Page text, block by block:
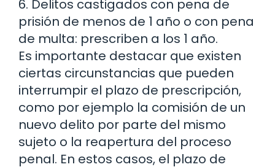
6. Delitos castigados con pena de
prisión de menos de 1 año o con pena
de multa: prescriben a los 1 año.
Es importante destacar que existen
ciertas circunstancias que pueden
interrumpir el plazo de prescripción,
como por ejemplo la comisión de un
nuevo delito por parte del mismo
sujeto o la reapertura del proceso
penal. En estos casos, el plazo de